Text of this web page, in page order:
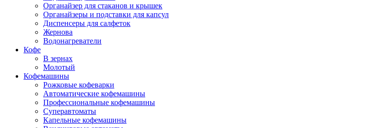
Органайзер для стаканов и крышек
Органайзеры и подставки для капсул
Диспенсеры для салфеток
Жернова
Водонагреватели
Кофе
В зернах
Молотый
Кофемашины
Рожковые кофеварки
Автоматические кофемашины
Профессиональные кофемашины
Суперавтоматы
Капельные кофемашины